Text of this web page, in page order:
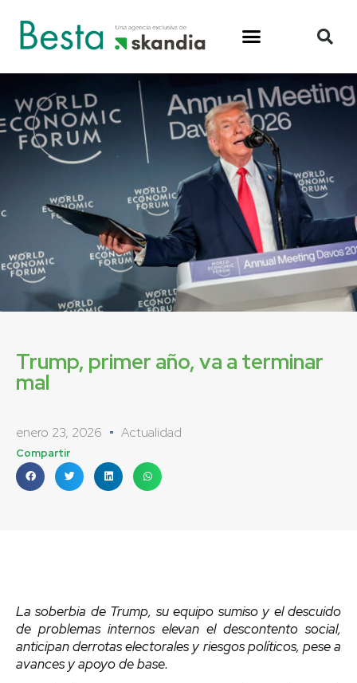
Trump, primer año, va a terminar
mal
enero 23, 2026 Actualidad
Compartir
La soberbia de Trump, su equipo sumiso y el descuido
de problemas internos elevan el descontento social,
anticipan derrotas electorales y riesgos políticos, pese a
avances y apoyo de base.